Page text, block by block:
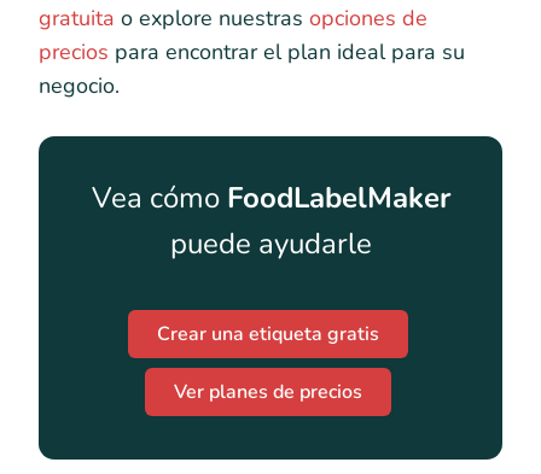
gratuita o explore nuestras opciones de
precios para encontrar el plan ideal para su
negocio.
Vea cómo FoodLabelMaker
puede ayudarle
Crear una etiqueta gratis
Ver planes de precios